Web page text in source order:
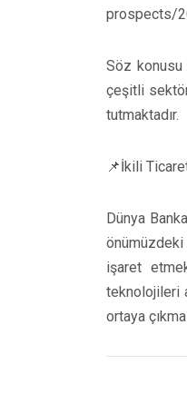
prospects/
Söz konusu
çeşitli
tutmaktadır.
📌İkili
Dünya
işaret
teknolojileri
ortaya